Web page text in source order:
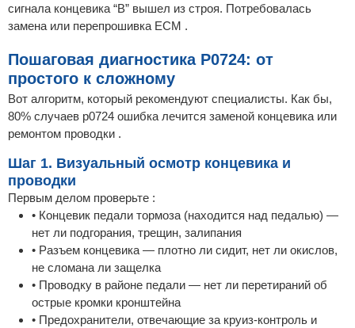
сигнала концевика “B” вышел из строя. Потребовалась
замена или перепрошивка ECM .
Пошаговая диагностика P0724: от
простого к сложному
Вот алгоритм, который рекомендуют специалисты. Как бы,
80% случаев p0724 ошибка лечится заменой концевика или
ремонтом проводки .
Шаг 1. Визуальный осмотр концевика и
проводки
Первым делом проверьте :
• Концевик педали тормоза (находится над педалью) —
нет ли подгорания, трещин, залипания
• Разъем концевика — плотно ли сидит, нет ли окислов,
не сломана ли защелка
• Проводку в районе педали — нет ли перетираний об
острые кромки кронштейна
• Предохранители, отвечающие за круиз-контроль и